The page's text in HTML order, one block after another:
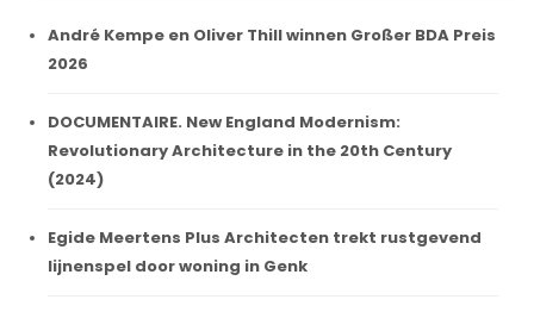
André Kempe en Oliver Thill winnen Großer BDA Preis
2026
DOCUMENTAIRE. New England Modernism:
Revolutionary Architecture in the 20th Century
(2024)
Egide Meertens Plus Architecten trekt rustgevend
lijnenspel door woning in Genk